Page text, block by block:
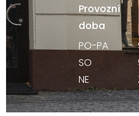
Provozní
doba
PO-PA
SO
NE